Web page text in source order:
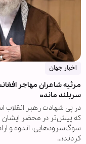
اخبار جهان
مرثیه شاعران مهاجر
سربلند ماند»
در پی شهادت رهبر انقلاب
که پیش‌تر در محضر ایشان
سوگ‌سرودهایی، اندوه و
کردند؛…